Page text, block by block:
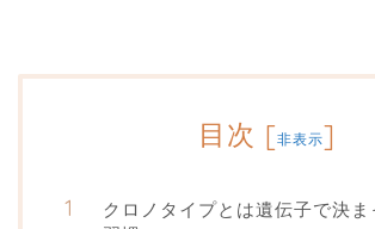
目次 [非表示]
クロノタイプとは遺伝子で決